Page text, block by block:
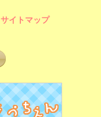
サイトマップ